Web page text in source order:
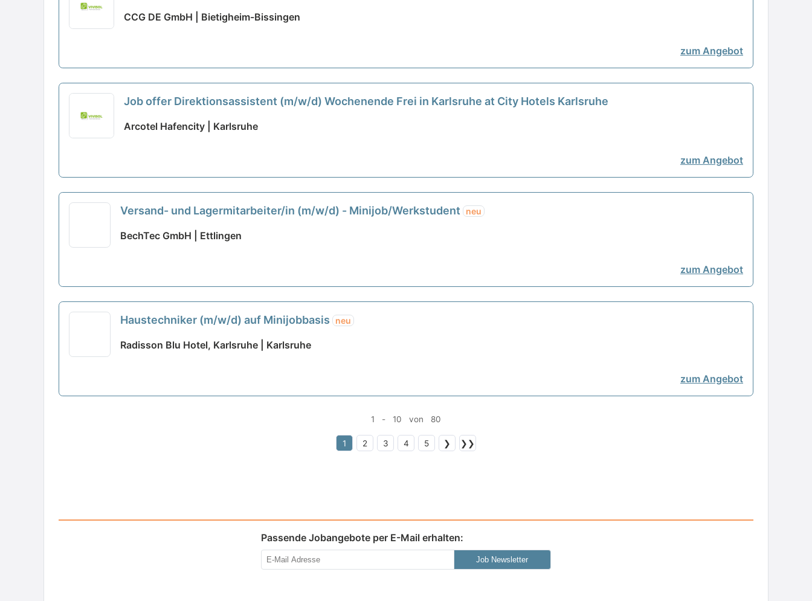
CCG DE GmbH | Bietigheim-Bissingen
zum Angebot
Job offer Direktionsassistent (m/w/d) Wochenende Frei in Karlsruhe at City Hotels Karlsruhe
Arcotel Hafencity | Karlsruhe
zum Angebot
Versand- und Lagermitarbeiter/in (m/w/d) - Minijob/Werkstudent neu
BechTec GmbH | Ettlingen
zum Angebot
Haustechniker (m/w/d) auf Minijobbasis neu
Radisson Blu Hotel, Karlsruhe | Karlsruhe
zum Angebot
1 - 10 von 80
1 2 3 4 5 ❯ ❯❯
Passende Jobangebote per E-Mail erhalten:
Job Newsletter